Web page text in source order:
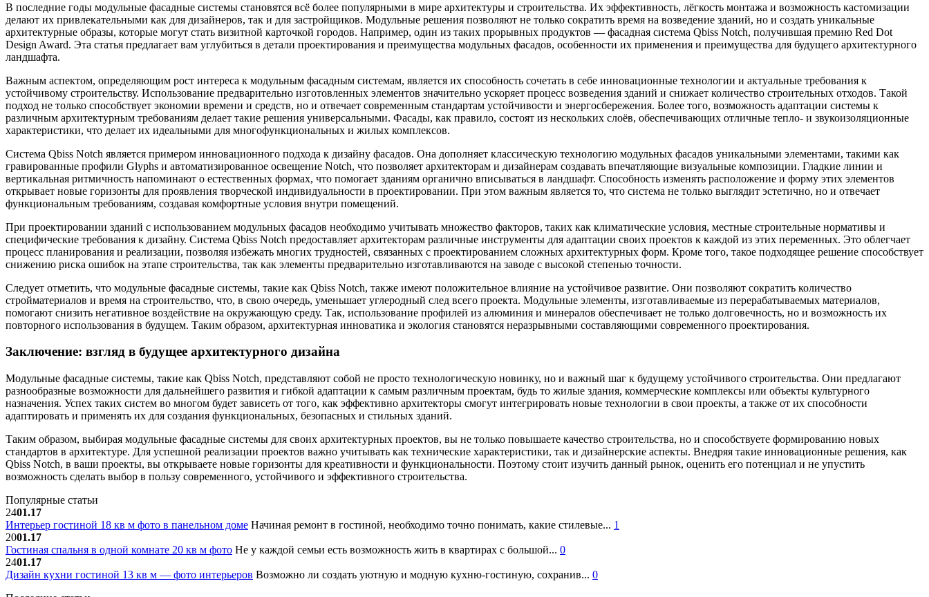
В последние годы модульные фасадные системы становятся всё более популярными в мире архитектуры и строительства. Их эффективность, лёгкость монтажа и возможность кастомизации
делают их привлекательными как для дизайнеров, так и для застройщиков. Модульные решения позволяют не только сократить время на возведение зданий, но и создать уникальные
архитектурные образы, которые могут стать визитной карточкой городов. Например, один из таких прорывных продуктов — фасадная система Qbiss Notch, получившая премию Red Dot
Design Award. Эта статья предлагает вам углубиться в детали проектирования и преимущества модульных фасадов, особенности их применения и преимущества для будущего архитектурного
ландшафта.
Важным аспектом, определяющим рост интереса к модульным фасадным системам, является их способность сочетать в себе инновационные технологии и актуальные требования к
устойчивому строительству. Использование предварительно изготовленных элементов значительно ускоряет процесс возведения зданий и снижает количество строительных отходов. Такой
подход не только способствует экономии времени и средств, но и отвечает современным стандартам устойчивости и энергосбережения. Более того, возможность адаптации системы к
различным архитектурным требованиям делает такие решения универсальными. Фасады, как правило, состоят из нескольких слоёв, обеспечивающих отличные тепло- и звукоизоляционные
характеристики, что делает их идеальными для многофункциональных и жилых комплексов.
Система Qbiss Notch является примером инновационного подхода к дизайну фасадов. Она дополняет классическую технологию модульных фасадов уникальными элементами, такими как
гравированные профили Glyphs и автоматизированное освещение Notch, что позволяет архитекторам и дизайнерам создавать впечатляющие визуальные композиции. Гладкие линии и
вертикальная ритмичность напоминают о естественных формах, что помогает зданиям органично вписываться в ландшафт. Способность изменять расположение и форму этих элементов
открывает новые горизонты для проявления творческой индивидуальности в проектировании. При этом важным является то, что система не только выглядит эстетично, но и отвечает
функциональным требованиям, создавая комфортные условия внутри помещений.
При проектировании зданий с использованием модульных фасадов необходимо учитывать множество факторов, таких как климатические условия, местные строительные нормативы и
специфические требования к дизайну. Система Qbiss Notch предоставляет архитекторам различные инструменты для адаптации своих проектов к каждой из этих переменных. Это облегчает
процесс планирования и реализации, позволяя избежать многих трудностей, связанных с проектированием сложных архитектурных форм. Кроме того, такое подходящее решение способствует
снижению риска ошибок на этапе строительства, так как элементы предварительно изготавливаются на заводе с высокой степенью точности.
Следует отметить, что модульные фасадные системы, такие как Qbiss Notch, также имеют положительное влияние на устойчивое развитие. Они позволяют сократить количество
стройматериалов и время на строительство, что, в свою очередь, уменьшает углеродный след всего проекта. Модульные элементы, изготавливаемые из перерабатываемых материалов,
помогают снизить негативное воздействие на окружающую среду. Так, использование профилей из алюминия и минералов обеспечивает не только долговечность, но и возможность их
повторного использования в будущем. Таким образом, архитектурная инноватика и экология становятся неразрывными составляющими современного проектирования.
Заключение: взгляд в будущее архитектурного дизайна
Модульные фасадные системы, такие как Qbiss Notch, представляют собой не просто технологическую новинку, но и важный шаг к будущему устойчивого строительства. Они предлагают
разнообразные возможности для дальнейшего развития и гибкой адаптации к самым различным проектам, будь то жилые здания, коммерческие комплексы или объекты культурного
назначения. Успех таких систем во многом будет зависеть от того, как эффективно архитекторы смогут интегрировать новые технологии в свои проекты, а также от их способности
адаптировать и применять их для создания функциональных, безопасных и стильных зданий.
Таким образом, выбирая модульные фасадные системы для своих архитектурных проектов, вы не только повышаете качество строительства, но и способствуете формированию новых
стандартов в архитектуре. Для успешной реализации проектов важно учитывать как технические характеристики, так и дизайнерские аспекты. Внедряя такие инновационные решения, как
Qbiss Notch, в ваши проекты, вы открываете новые горизонты для креативности и функциональности. Поэтому стоит изучить данный рынок, оценить его потенциал и не упустить
возможность сделать выбор в пользу современного, устойчивого и эффективного строительства.
Популярные статьи
2401.17
Интерьер гостиной 18 кв м фото в панельном доме Начиная ремонт в гостиной, необходимо точно понимать, какие стилевые... 1
2001.17
Гостиная спальня в одной комнате 20 кв м фото Не у каждой семьи есть возможность жить в квартирах с большой... 0
2401.17
Дизайн кухни гостиной 13 кв м — фото интерьеров Возможно ли создать уютную и модную кухню-гостиную, сохранив... 0